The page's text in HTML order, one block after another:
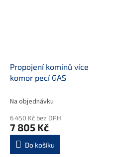
Propojení komínů více
komor pecí GAS
Na objednávku
6 450 Kč bez DPH
7 805 Kč
Do košíku